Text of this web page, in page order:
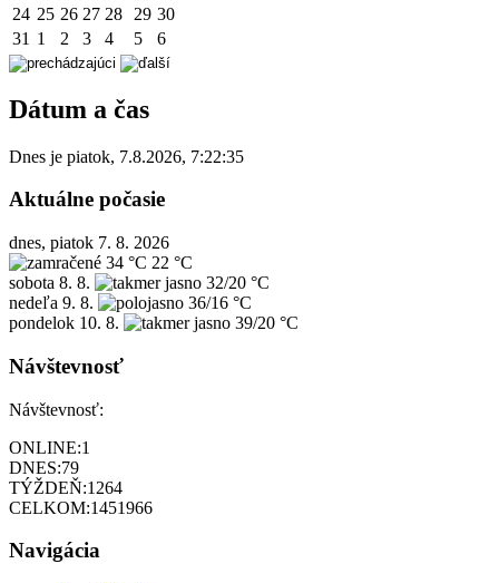
24 25 26 27 28 29 30
31 1 2 3 4 5 6
Dátum a čas
Dnes je piatok, 7.8.2026, 7:22:35
Aktuálne počasie
dnes, piatok 7. 8. 2026
34 °C 22 °C
sobota 8. 8.
32/20 °C
nedeľa 9. 8.
36/16 °C
pondelok 10. 8. 39/20 °C
Návštevnosť
Návštevnosť:
ONLINE:1
DNES:79
TÝŽDEŇ:1264
CELKOM:1451966
Navigácia